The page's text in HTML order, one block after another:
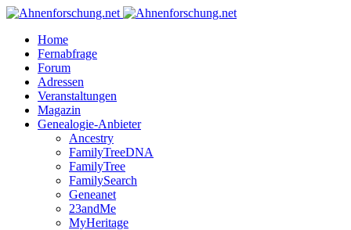
Home
Fernabfrage
Forum
Adressen
Veranstaltungen
Magazin
Genealogie-Anbieter
Ancestry
FamilyTreeDNA
FamilyTree
FamilySearch
Geneanet
23andMe
MyHeritage